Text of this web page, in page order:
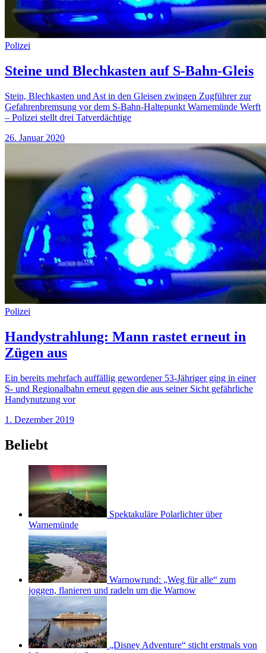
Polizei
Steine und Blechkasten auf S-Bahn-Gleis
Stein, Blechkasten und Ast in den Gleisen zwingen Zugführer zur
Gefahrenbremsung vor dem S-Bahn-Haltepunkt Warnemünde Werft
– Polizei stellt drei Tatverdächtige
26. Januar 2020
Polizei
Handystrahlung: Mann rastet erneut in
Zügen aus
Ein bereits mehrfach auffällig gewordener 53-Jähriger ging in einer
S- und Regionalbahn erneut gegen die aus seiner Sicht gefährliche
Handynutzung vor
1. Dezember 2019
Beliebt
Spektakuläre Polarlichter über
Warnemünde
Warnowrund: „Weg für alle“ zum
joggen, flanieren und radeln um die Warnow
„Disney Adventure“ sticht erstmals von